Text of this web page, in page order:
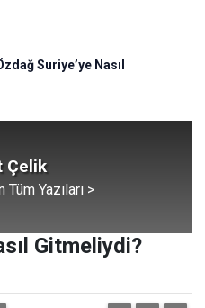
Suriye’ye Nasıl
Çelik
Tüm Yazıları >
Gitmeliydi?